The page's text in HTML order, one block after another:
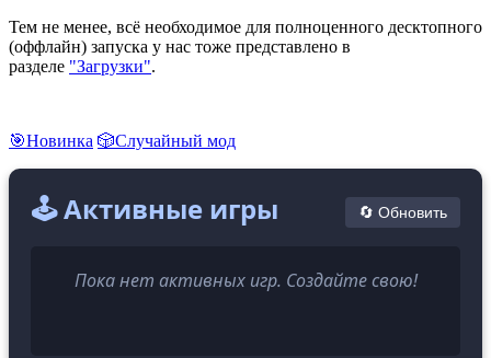
Тем не менее, всё необходимое для полноценного десктопного
(оффлайн) запуска у нас тоже представлено в
разделе "Загрузки".
🎯Новинка 🎲Случайный мод
🕹️ Активные игры 🔄 Обновить
Пока нет активных игр. Создайте свою!